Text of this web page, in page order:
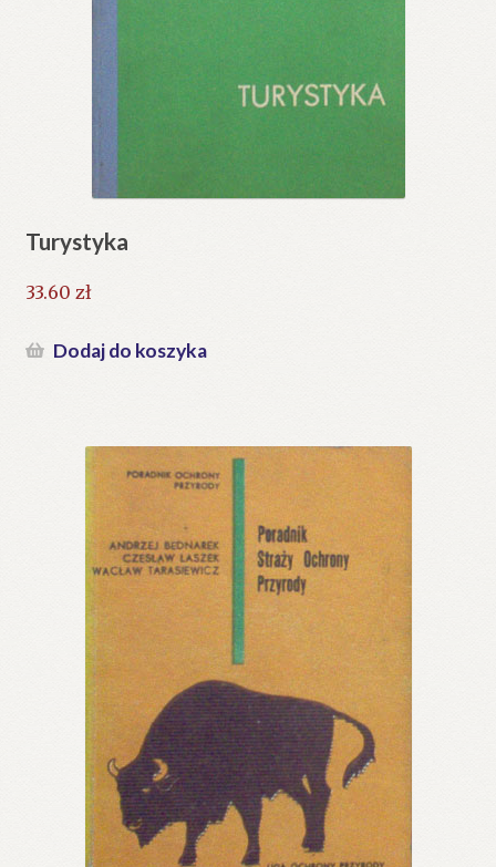
Turystyka
33.60 zł
Dodaj do koszyka